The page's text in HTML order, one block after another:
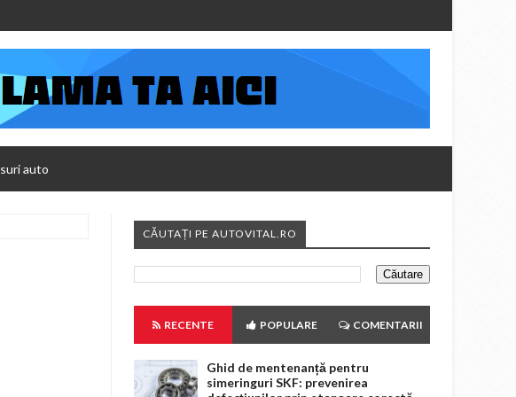
auto
CĂUTAȚI PE AUTOVITAL.RO
RECENTE POPULARE COMENTARII
Ghid de mentenanță pentru
simeringuri SKF: prevenirea